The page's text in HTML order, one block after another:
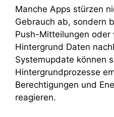
Manche Apps stürzen
Gebrauch ab, sondern
Push-Mitteilungen oder
Hintergrund Daten
Systemupdate können
Hintergrundprozesse
Berechtigungen und
reagieren.